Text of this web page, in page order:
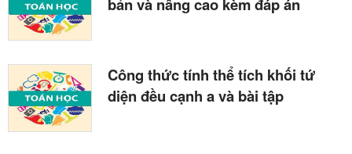
Công thức tính thể tích khối tứ
diện đều cạnh a và bài tập